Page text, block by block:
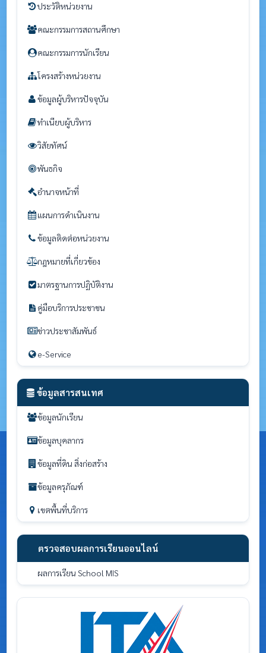
ประวัติหน่วยงาน
คณะกรรมการสถานศึกษา
คณะกรรมการนักเรียน
โครงสร้างหน่วยงาน
ข้อมูลผู้บริหารปัจจุบัน
ทำเนียบผู้บริหาร
วิสัยทัศน์
พันธกิจ
อำนาจหน้าที่
แผนการดำเนินงาน
ข้อมูลติดต่อหน่วยงาน
กฎหมายที่เกี่ยวข้อง
มาตรฐานการปฏิบัติงาน
คู่มือบริการประชาชน
ข่าวประชาสัมพันธ์
e-Service
ข้อมูลสารสนเทศ
ข้อมูลนักเรียน
ข้อมูลบุคลากร
ข้อมูลที่ดิน สิ่งก่อสร้าง
ข้อมูลครุภัณฑ์
เขตพื้นที่บริการ
ตรวจสอบผลการเรียนออนไลน์
ผลการเรียน School MIS